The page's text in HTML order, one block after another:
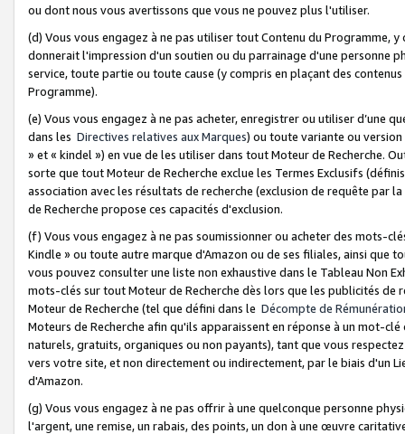
ou dont nous vous avertissons que vous ne pouvez plus l'utiliser.
(d) Vous vous engagez à ne pas utiliser tout Contenu du Programme,
donnerait l'impression d'un soutien ou du parrainage d'une personne
service, toute partie ou toute cause (y compris en plaçant des
Programme).
(e) Vous vous engagez à ne pas acheter, enregistrer ou utiliser d’une
dans les Directives relatives aux Marques) ou toute variante ou
» et « kindel ») en vue de les utiliser dans tout Moteur de Recherche.
sorte que tout Moteur de Recherche exclue les Termes Exclusifs
association avec les résultats de recherche (exclusion de requête
de Recherche propose ces capacités d'exclusion.
(f) Vous vous engagez à ne pas soumissionner ou acheter des mots-
Kindle » ou toute autre marque d'Amazon ou de ses filiales, ainsi que
vous pouvez consulter une liste non exhaustive dans le Tableau Non
mots-clés sur tout Moteur de Recherche dès lors que les publicités de
Moteur de Recherche (tel que défini dans le Décompte de
Moteurs de Recherche afin qu'ils apparaissent en réponse à un mot-
naturels, gratuits, organiques ou non payants), tant que vous
vers votre site, et non directement ou indirectement, par le biais d'un
d'Amazon.
(g) Vous vous engagez à ne pas offrir à une quelconque personne
l'argent, une remise, un rabais, des points, un don à une œuvre